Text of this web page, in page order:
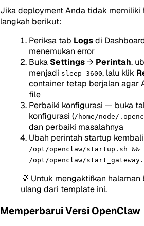
Jika deployment Anda tidak memiliki
langkah berikut:
Periksa tab Logsdi
menemukan error
Buka Settings→ Perintah,
menjadi sleep 3600, lalu klik
container tetap berjalan agar
file
Perbaiki konfigurasi — buka
konfigurasi (/home/node/
dan perbaiki masalahnya
Ubah perintah startup
/opt/openclaw/startup.sh &&
/opt/openclaw/
💡 Untuk mengaktifkan halaman
ulang dari template ini.
Memperbarui Versi OpenClaw